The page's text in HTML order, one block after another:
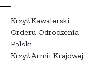
Krzyż Kawalerski
Orderu Odrodzenia
Polski
Krzyż Armii Krajowej